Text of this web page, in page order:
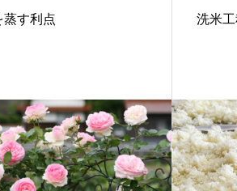
蒸す利点 洗米